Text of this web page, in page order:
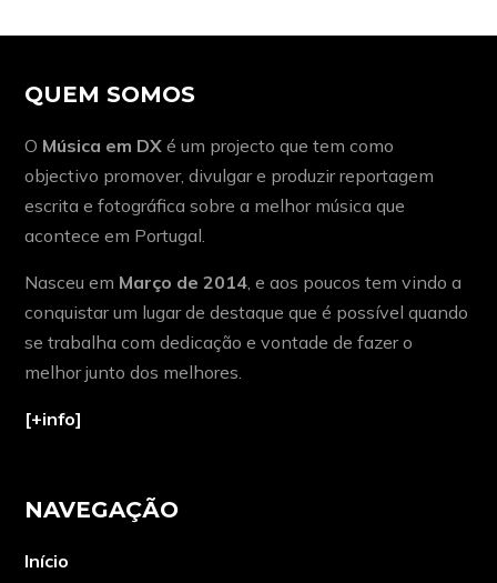
QUEM SOMOS
O Música em DX é um projecto que tem como
objectivo promover, divulgar e produzir reportagem
escrita e fotográfica sobre a melhor música que
acontece em Portugal.
Nasceu em Março de 2014 , e aos poucos tem vindo a
conquistar um lugar de destaque que é possível quando
se trabalha com dedicação e vontade de fazer o
melhor junto dos melhores.
[+info]
NAVEGAÇÃO
Início